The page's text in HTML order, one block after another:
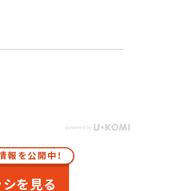
報を公開中！
を見る